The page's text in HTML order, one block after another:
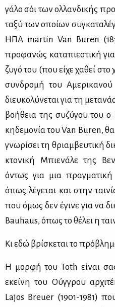
γά­λο σόι των ολ­λαν­δι­κής
τα­ξύ των οποί­ων
ΗΠΑ martin Van Buren
προ­φα­νώς κα­τα­πιε­στι­κή
ζυ­γό του (που εί­χε χα­θεί
συν­δρο­μή του Αμε­ρι­κα­νού
διευ­κο­λύ­νε­ται για τη
βο­ή­θεια της συ­ζύ­γου του
κη­δε­μο­νία του Van Buren, θα
γνω­ρί­σει τη θριαμ­βευ­τι­κή
κτο­νι­κή Μπιε­νά­λε της
όντως για μια
όπως λέ­γε­ται και στην
που όμως δεν έγι­νε για να
Bauhaus, όπως το θέ­λει η
Κι εδώ βρί­σκε­ται το
Η μορ­φή του Toth εί­ναι
εκεί­νη του Ούγ­γρου
Lajos Breuer (1901-1981)